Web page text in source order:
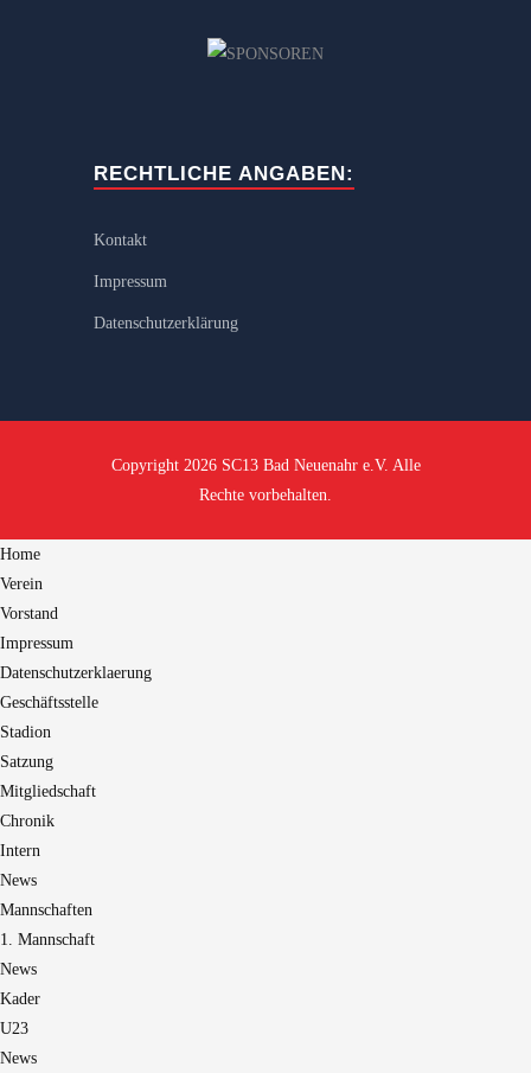
RECHTLICHE ANGABEN:
Kontakt
Impressum
Datenschutzerklärung
Copyright 2026 SC13 Bad Neuenahr e.V. Alle
Rechte vorbehalten.
Home
Verein
Vorstand
Impressum
Datenschutzerklaerung
Geschäftsstelle
Stadion
Satzung
Mitgliedschaft
Chronik
Intern
News
Mannschaften
1. Mannschaft
News
Kader
U23
News